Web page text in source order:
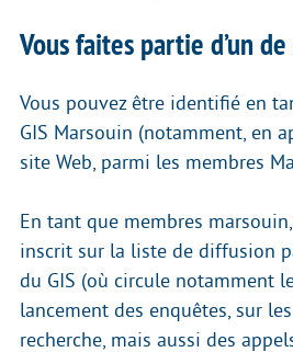
Vous faites partie d’un
Vous pouvez être identifié en
GIS Marsouin (notamment, en
site Web, parmi les membres
En tant que membres
inscrit sur la liste de diffusion
du GIS (où circule notamment
lancement des enquêtes, sur
recherche, mais aussi des